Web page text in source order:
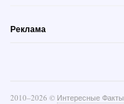
Реклама
2010–2026 © Интересные Факты